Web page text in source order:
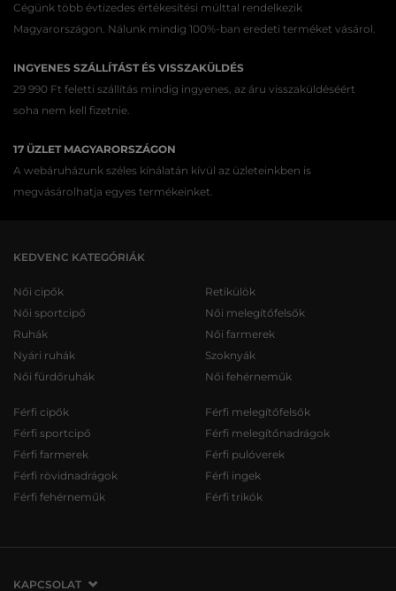
Cégünk több évtizedes értékesítési múlttal rendelkezik
Magyarországon. Nálunk mindig 100%-ban eredeti terméket vásárol.
INGYENES SZÁLLÍTÁST ÉS VISSZAKÜLDÉS
29 990 Ft feletti szállítás mindig ingyenes, az áru visszaküldéséért
soha nem kell fizetnie.
17 ÜZLET MAGYARORSZÁGON
A webáruházunk széles kínálatán kívül az üzleteinkben is
megvásárolhatja egyes termékeinket.
KEDVENC KATEGÓRIÁK
Női cipők
Női sportcipő
Ruhák
Nyári ruhák
Női fürdőruhák
Retikülök
Női melegítőfelsők
Női farmerek
Szoknyák
Női fehérneműk
Férfi cipők
Férfi sportcipő
Férfi farmerek
Férfi rövidnadrágok
Férfi fehérneműk
Férfi melegítőfelsők
Férfi melegítőnadrágok
Férfi pulóverek
Férfi ingek
Férfi trikók
KAPCSOLAT